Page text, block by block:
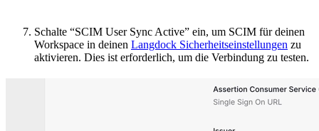
Schalte “SCIM User Sync Active” ein, um SCIM für deinen
Workspace in deinen Langdock Sicherheitseinstellungen zu
aktivieren. Dies ist erforderlich, um die Verbindung zu testen.